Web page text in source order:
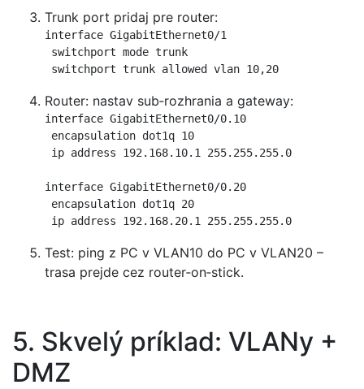
Trunk port pridaj pre router:
interface GigabitEthernet0/1
switchport mode trunk
switchport trunk allowed vlan 10,20
Router: nastav sub‑rozhrania a gateway:
interface GigabitEthernet0/0.10
encapsulation dot1q 10
ip address 192.168.10.1 255.255.255.0
interface GigabitEthernet0/0.20
encapsulation dot1q 20
ip address 192.168.20.1 255.255.255.0
Test: ping z PC v VLAN10 do PC v VLAN20 –
trasa prejde cez router‑on‑stick.
5. Skvelý príklad: VLANy +
DMZ